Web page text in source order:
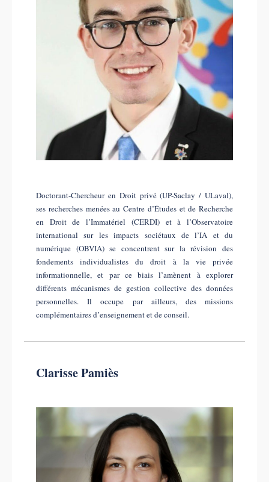
Doctorant-Chercheur en Droit privé (UP-Saclay / ULaval),
ses recherches menées au Centre d’Études et de Recherche
en Droit de l’Immatériel (CERDI) et à l’Observatoire
international sur les impacts sociétaux de l’IA et du
numérique (OBVIA) se concentrent sur la révision des
fondements individualistes du droit à la vie privée
informationnelle, et par ce biais l’amènent à explorer
différents mécanismes de gestion collective des données
personnelles. Il occupe par ailleurs, des missions
complémentaires d’enseignement et de conseil.
Clarisse Pamiès